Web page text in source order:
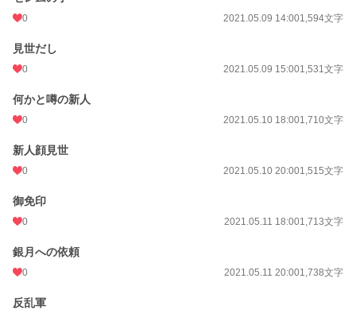
0 2021.05.09 14:001,594文字
見世だし
0 2021.05.09 15:001,531文字
何かと噂の新人
0 2021.05.10 18:001,710文字
新人顔見世
0 2021.05.10 20:001,515文字
御免印
0 2021.05.11 18:001,713文字
銀月への依頼
0 2021.05.11 20:001,738文字
反乱軍